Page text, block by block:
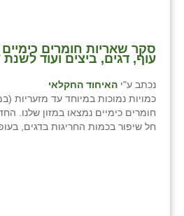
סקר שאריות חומרים
עוף, דגים, ביצים ועוד לשנת 2017
נכתב ע"י האיחוד החקלאי
כמויות נמוכות במיוחד עד מזעריות
חומרים כימיים נמצאו במזון שלנו.
חל שיפור בכמות החריגות בדגים,